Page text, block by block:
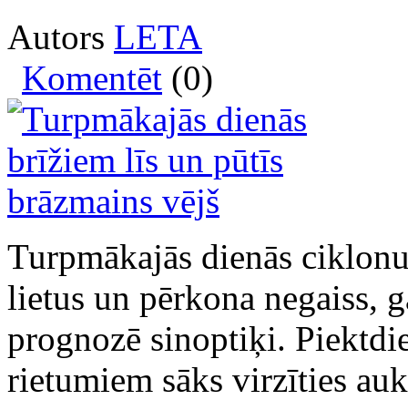
Autors LETA
Komentēt (0)
Turpmākajās dienās
lietus un pērkona negaiss,
prognozē sinoptiķi.
rietumiem sāks virzīties